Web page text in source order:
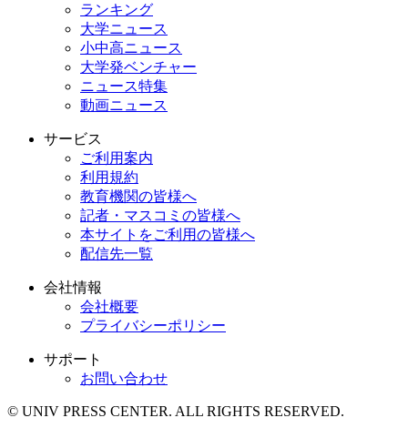
ランキング
大学ニュース
小中高ニュース
大学発ベンチャー
ニュース特集
動画ニュース
サービス
ご利用案内
利用規約
教育機関の皆様へ
記者・マスコミの皆様へ
本サイトをご利用の皆様へ
配信先一覧
会社情報
会社概要
プライバシーポリシー
サポート
お問い合わせ
© UNIV PRESS CENTER. ALL RIGHTS RESERVED.